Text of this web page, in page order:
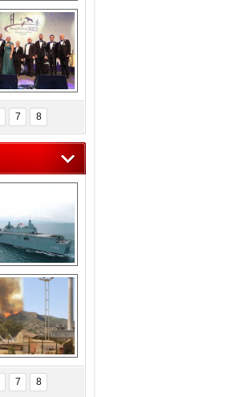
tek!
yüzer
intikal
başladı
Ship
Dinner,
yapıldı
7 8
Anadolu,
teknik
tamamladı
yangın
termik
doğru
7 8